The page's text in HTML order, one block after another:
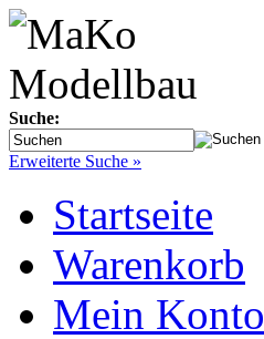
Suche:
Erweiterte Suche »
Startseite
Warenkorb
Mein Konto